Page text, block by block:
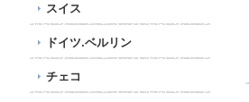
スイス
ドイツ.ベルリン
チェコ